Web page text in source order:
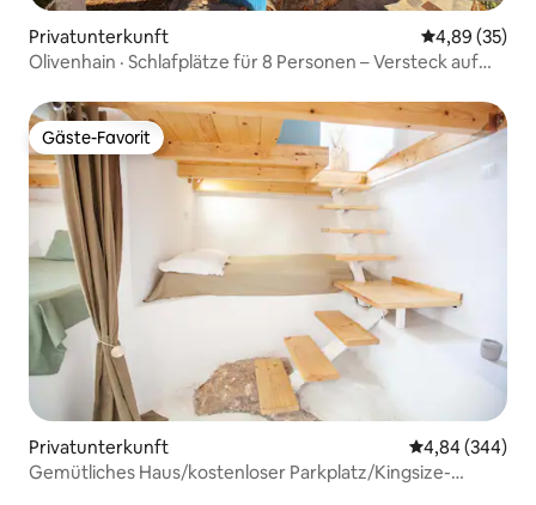
Privatunterkunft
4,89 (35)
Olivenhain · Schlafplätze für 8 Personen – Versteck auf
Gäste-Favorit
Gäste-Favorit
Privatunterkunft
4,84 (344)
Gemütliches Haus/kostenloser Parkplatz/Kingsize-